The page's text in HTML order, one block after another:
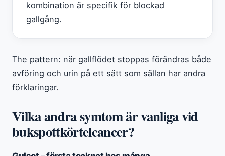
kombination är specifik för blockad
gallgång.
The pattern: när gallflödet stoppas förändras både
avföring och urin på ett sätt som sällan har andra
förklaringar.
Vilka andra symtom är vanliga vid
bukspottkörtelcancer?